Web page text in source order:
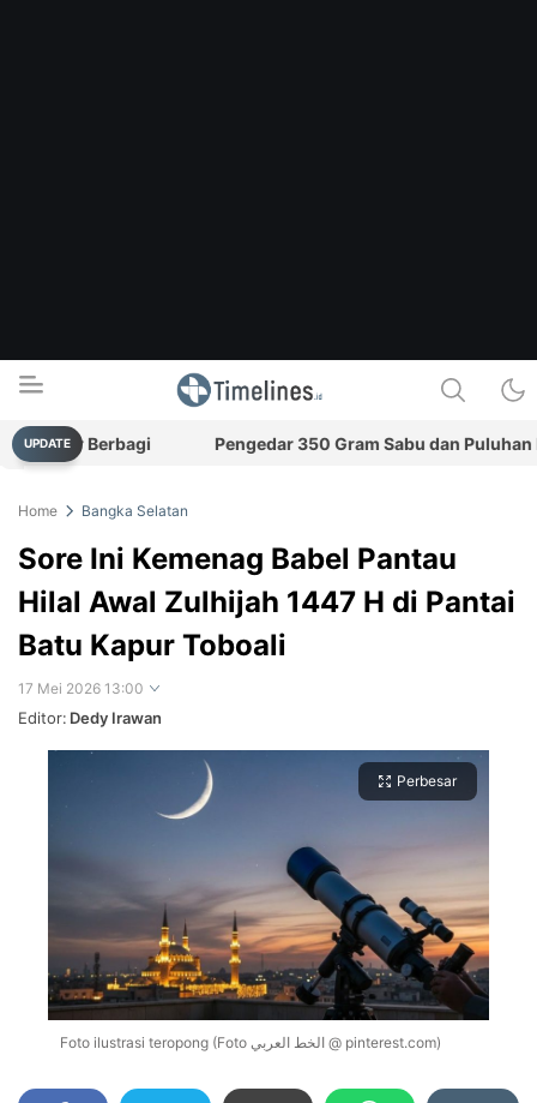
Timelines.id
Media Literasi, Sejarah & Budaya
UPDATE
Berbagi Pengedar 350 Gram Sabu dan Puluhan
Home Bangka Selatan
Sore Ini Kemenag Babel Pantau
Hilal Awal Zulhijah 1447 H di Pantai
Batu Kapur Toboali
17 Mei 2026 13:00
Editor: Dedy Irawan
Perbesar
Foto ilustrasi teropong (Foto الخط العربي @ pinterest.com)